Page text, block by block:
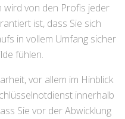
wird von den Profis jeder
ist, dass Sie sich
in vollem Umfang sicher
fühlen.
vor allem im Hinblick
innerhalb
Sie vor der Abwicklung